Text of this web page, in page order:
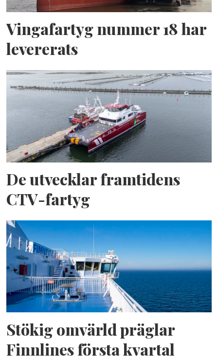
Vingafartyg nummer 18 har
levererats
De utvecklar framtidens
CTV-fartyg
Stökig omvärld präglar
Finnlines första kvartal